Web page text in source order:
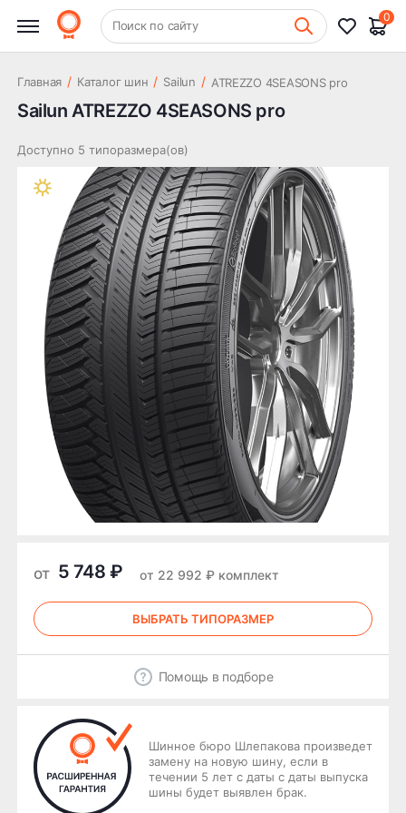
+7 (831) 261-35-35 Шиномонтаж
Поиск по сайту
0
Главная / Каталог шин / Sailun / ATREZZO 4SEASONS pro
Sailun ATREZZO 4SEASONS pro
Доступно 5 типоразмера(ов)
от 5 748 ₽ от 22 992 ₽ комплект
ВЫБРАТЬ ТИПОРАЗМЕР
Помощь в подборе
Шинное бюро Шлепакова произведет
замену на новую шину, если в
течении 5 лет с даты с даты выпуска
шины будет выявлен брак.